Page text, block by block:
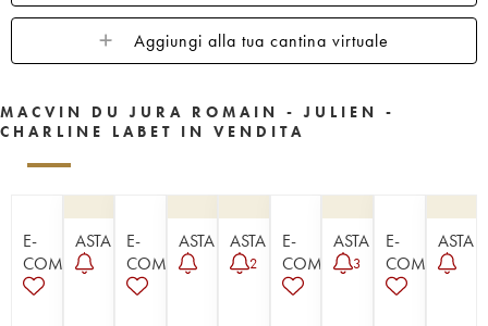
Aggiungi alla tua cantina virtuale
MACVIN DU JURA ROMAIN - JULIEN -
CHARLINE LABET IN VENDITA
E-
COMMERCE
ASTA
E-
COMMERCE
ASTA ASTA
2
E-
COMMERCE
ASTA
3
E-
COMMERCE
ASTA